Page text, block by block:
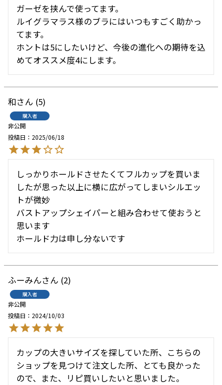
ガーゼを挟んで使ってます。
ルイグラマラス様のブラにはいつもすごく助かっ
てます。
ホントは5にしたいけど、今後の進化への期待を込
めてオススメ度4にします。
和 5
購入者
非公開
投稿日
2025/06/18
しっかりホールドさせたくてフルカップを買いま
したが思った以上に横に広がってしまいシルエッ
トが微妙
バストアップシェイパーと組み合わせて使おうと
思います
ホールド力は申し分ないです
ふーみん 2
購入者
非公開
投稿日
2024/10/03
カップの大きいサイズを探していた所、こちらの
ショップを見つけて注文した所、とても良かった
ので、また、リピ買いしたいと思いました。